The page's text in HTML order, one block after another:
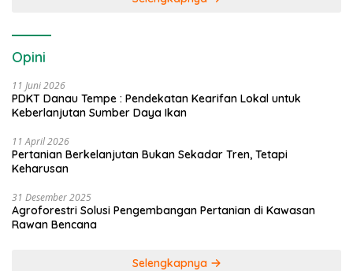
Opini
11 Juni 2026
PDKT Danau Tempe : Pendekatan Kearifan Lokal untuk
Keberlanjutan Sumber Daya Ikan
11 April 2026
Pertanian Berkelanjutan Bukan Sekadar Tren, Tetapi
Keharusan
31 Desember 2025
Agroforestri Solusi Pengembangan Pertanian di Kawasan
Rawan Bencana
Selengkapnya